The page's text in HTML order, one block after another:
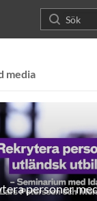
media
personer